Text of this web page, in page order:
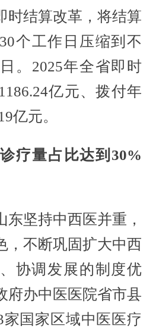
时结算改革，将结算
个工作日压缩到不
。2025年全省即时
亿元、拨付年
亿元。
量占比达到30%
坚持中西医并重，
，不断巩固扩大中西
协调发展的制度优
府办中医医院省市县
国家区域中医医疗